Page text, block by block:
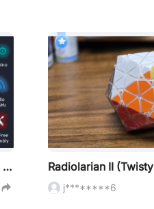
Pedro 2.0 - Your gateway to STEAM education Radiolarian II
j********6